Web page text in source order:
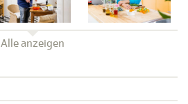
Alle anzeigen